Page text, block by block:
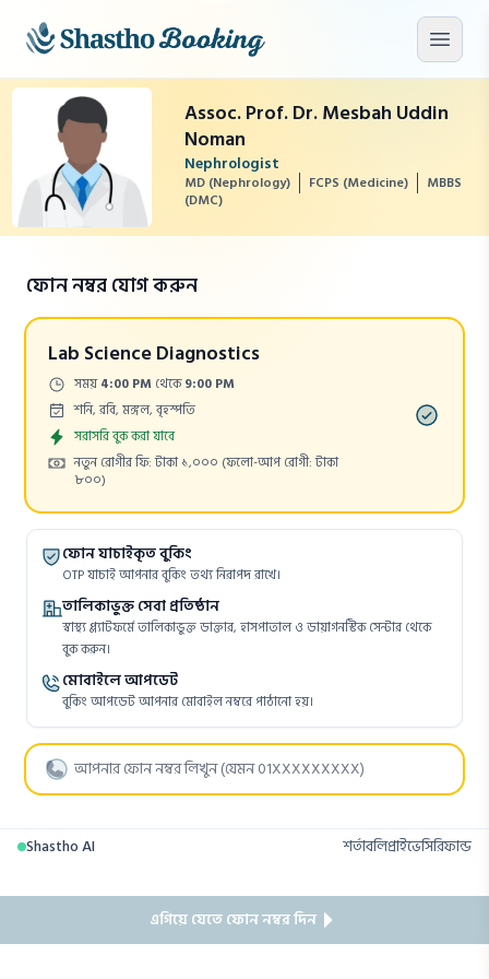
মেনু
Assoc. Prof. Dr. Mesbah Uddin
Noman
Nephrologist
MD (Nephrology) FCPS (Medicine)
MBBS
(DMC)
ফোন নম্বর যোগ করুন
Lab Science Diagnostics
Time:সময়4:00 PM থেকে9:00 PM
Days:শনি, রবি, মঙ্গল, বৃহস্পতি
Appointment
সরাসরি বুক করা যাবে
Cost:নতুন রোগীর ফি: টাকা ১,০০০ (ফলো-আপ রোগী: টাকা
৮০০)
ফোন যাচাইকৃত বুকিং
OTP যাচাই আপনার বুকিং তথ্য নিরাপদ রাখে।
তালিকাভুক্ত সেবা প্রতিষ্ঠান
স্বাস্থ্য প্ল্যাটফর্মে তালিকাভুক্ত ডাক্তার, হাসপাতাল ও ডায়াগনস্টিক সেন্টার থেকে
বুক করুন।
মোবাইলে আপডেট
বুকিং আপডেট আপনার মোবাইল নম্বরে পাঠানো হয়।
এগিয়ে যেতে ফোন নম্বর দিন
Shastho AI শর্তাবলিপ্রাইভেসিরিফান্ড